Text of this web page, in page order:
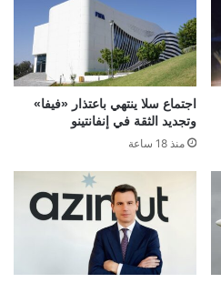
اجتماع سلا ينتهي باعتذار «فيفا»
وتجديد الثقة في إنفانتينو
منذ 18 ساعة